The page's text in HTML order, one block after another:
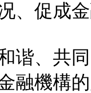
、促成
谐、共
融機構